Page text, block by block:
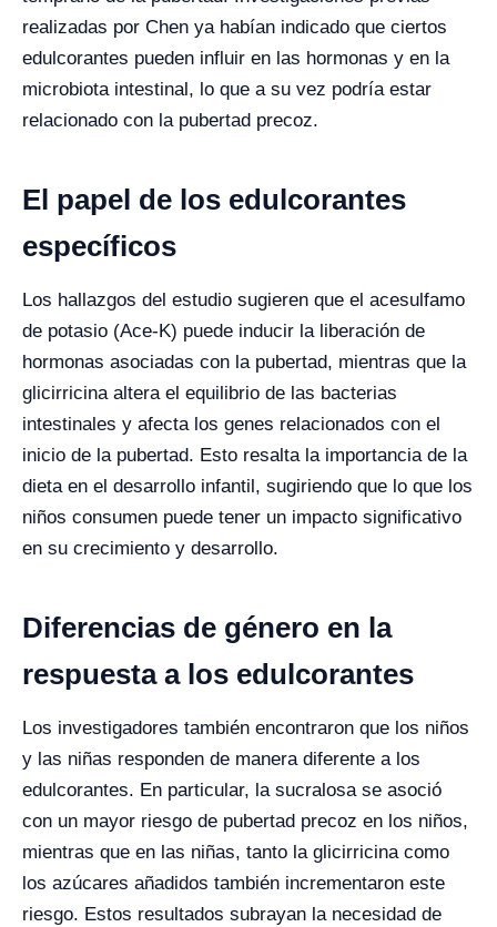
realizadas por Chen ya habían indicado que ciertos
edulcorantes pueden influir en las hormonas y en la
microbiota intestinal, lo que a su vez podría estar
relacionado con la pubertad precoz.
El papel de los edulcorantes
específicos
Los hallazgos del estudio sugieren que el acesulfamo
de potasio (Ace-K) puede inducir la liberación de
hormonas asociadas con la pubertad, mientras que la
glicirricina altera el equilibrio de las bacterias
intestinales y afecta los genes relacionados con el
inicio de la pubertad. Esto resalta la importancia de la
dieta en el desarrollo infantil, sugiriendo que lo que los
niños consumen puede tener un impacto significativo
en su crecimiento y desarrollo.
Diferencias de género en la
respuesta a los edulcorantes
Los investigadores también encontraron que los niños
y las niñas responden de manera diferente a los
edulcorantes. En particular, la sucralosa se asoció
con un mayor riesgo de pubertad precoz en los niños,
mientras que en las niñas, tanto la glicirricina como
los azúcares añadidos también incrementaron este
riesgo. Estos resultados subrayan la necesidad de